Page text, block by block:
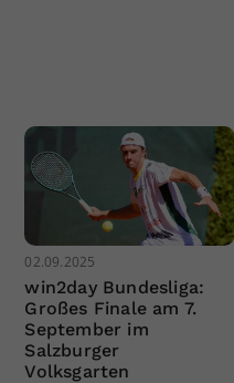
02.09.2025
win2day Bundesliga:
Großes Finale am 7.
September im
Salzburger
Volksgarten